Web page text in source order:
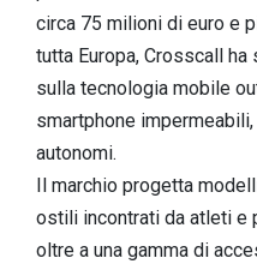
circa 75 milioni di euro e
tutta Europa, Crosscall
sulla tecnologia mobile
smartphone
autonomi.
Il marchio progetta
ostili incontrati da atleti
oltre a una gamma di